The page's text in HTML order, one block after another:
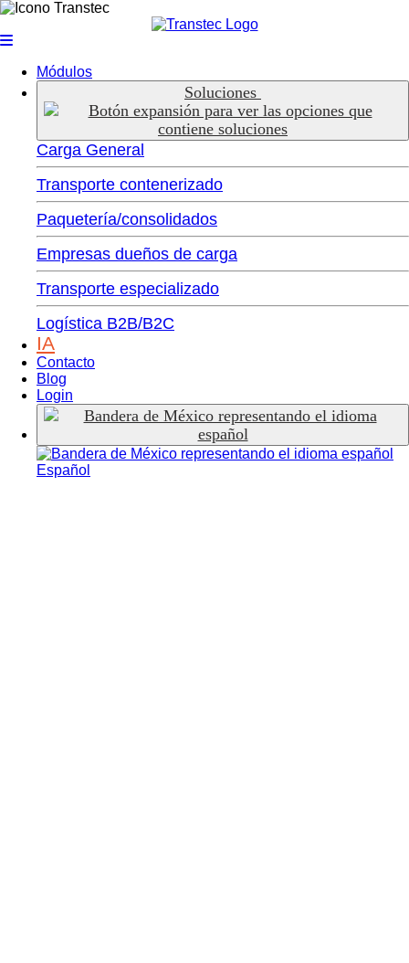
Módulos
Soluciones
Carga General
Transporte contenerizado
Paquetería/consolidados
Empresas dueños de carga
Transporte especializado
Logística B2B/B2C
IA
Contacto
Blog
Login
Español